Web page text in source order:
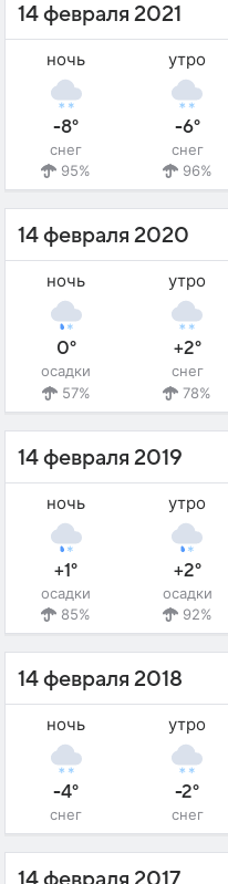
14 февраля 2021
ночь
-8°
снег
95%
утро
-6°
снег
96%
14 февраля 2020
ночь
0°
осадки
57%
утро
+2°
снег
78%
14 февраля 2019
ночь
+1°
осадки
85%
утро
+2°
осадки
92%
14 февраля 2018
ночь
-4°
снег
утро
-2°
снег